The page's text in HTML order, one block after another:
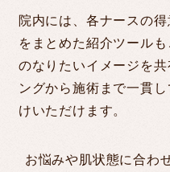
院内には、各ナースの
をまとめた紹介ツール
のなりたいイメージを
ングから施術まで一貫
けいただけます。
お悩みや肌状態に合わ